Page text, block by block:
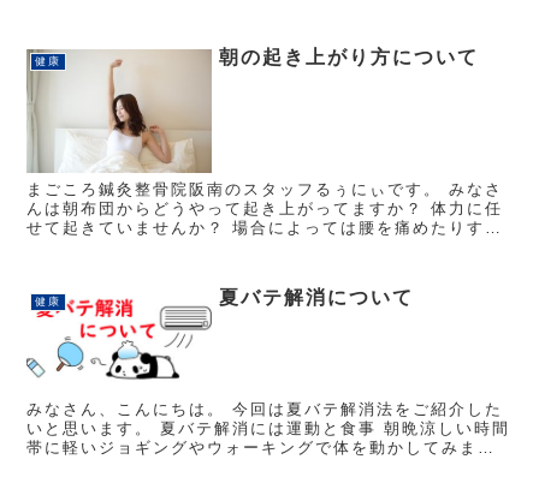
健康 朝の起き上がり方について
まごころ鍼灸整骨院阪南のスタッフるぅにぃです。 みなさ
んは朝布団からどうやって起き上がってますか？ 体力に任
せて起きていませんか？ 場合によっては腰を痛めたりする
健康 夏バテ解消について
みなさん、こんにちは。 今回は夏バテ解消法をご紹介した
いと思います。 夏バテ解消には運動と食事 朝晩涼しい時間
帯に軽いジョギングやウォーキングで体を動かしてみまし